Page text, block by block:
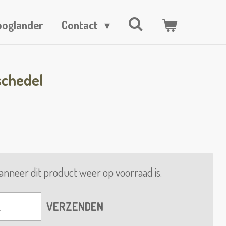
Contact
dit product weer op voorraad is.
VERZENDEN